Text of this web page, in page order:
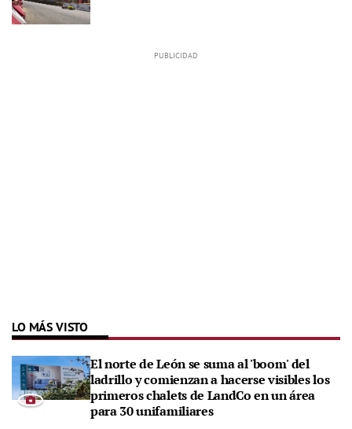
LO MÁS VISTO
El norte de León se suma al 'boom' del
ladrillo y comienzan a hacerse visibles los
primeros chalets de LandCo en un área
para 30 unifamiliares